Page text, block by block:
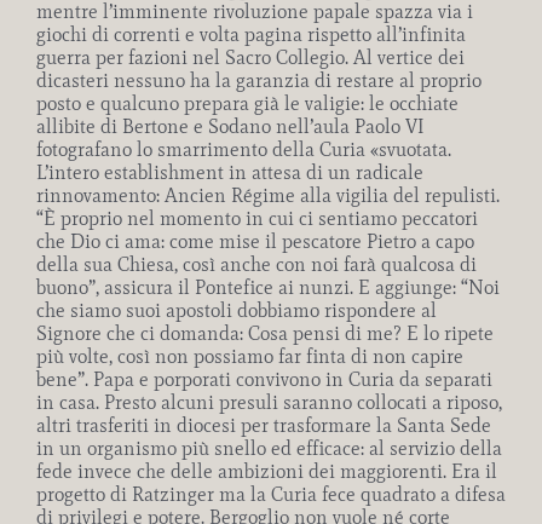
mentre l’imminente rivoluzione papale spazza via i
giochi di correnti e volta pagina rispetto all’infinita
guerra per fazioni nel Sacro Collegio. Al vertice dei
dicasteri nessuno ha la garanzia di restare al proprio
posto e qualcuno prepara già le valigie: le occhiate
allibite di Bertone e Sodano nell’aula Paolo VI
fotografano lo smarrimento della Curia «svuotata.
L’intero establishment in attesa di un radicale
rinnovamento: Ancien Régime alla vigilia del repulisti.
“È proprio nel momento in cui ci sentiamo peccatori
che Dio ci ama: come mise il pescatore Pietro a capo
della sua Chiesa, così anche con noi farà qualcosa di
buono”, assicura il Pontefice ai nunzi. E aggiunge: “Noi
che siamo suoi apostoli dobbiamo rispondere al
Signore che ci domanda: Cosa pensi di me? E lo ripete
più volte, così non possiamo far finta di non capire
bene”. Papa e porporati convivono in Curia da separati
in casa. Presto alcuni presuli saranno collocati a riposo,
altri trasferiti in diocesi per trasformare la Santa Sede
in un organismo più snello ed efficace: al servizio della
fede invece che delle ambizioni dei maggiorenti. Era il
progetto di Ratzinger ma la Curia fece quadrato a difesa
di privilegi e potere. Bergoglio non vuole né corte